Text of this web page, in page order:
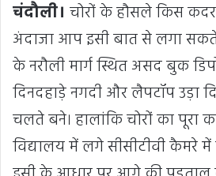
चंदौली। चोरों के हौसले किस
अंदाजा आप इसी बात से लगा
के नरौली मार्ग स्थित असद बुक
दिनदहाड़े नगदी और लैपटॉप उड़ा
चलते बने। हालांकि चोरों का पूरा
विद्यालय में लगे सीसीटीवी कैमरे